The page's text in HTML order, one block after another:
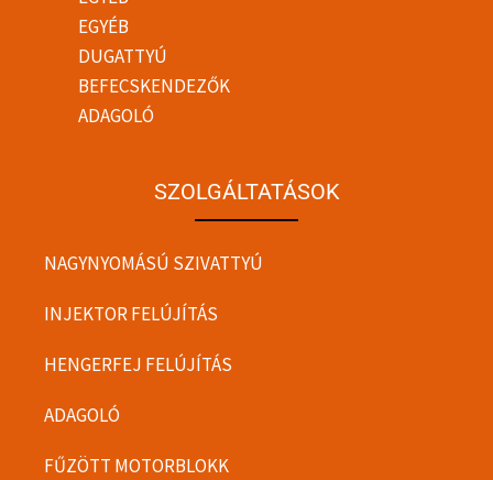
EGYÉB
DUGATTYÚ
BEFECSKENDEZŐK
ADAGOLÓ
SZOLGÁLTATÁSOK
NAGYNYOMÁSÚ SZIVATTYÚ
INJEKTOR FELÚJÍTÁS
HENGERFEJ FELÚJÍTÁS
ADAGOLÓ
FŰZÖTT MOTORBLOKK